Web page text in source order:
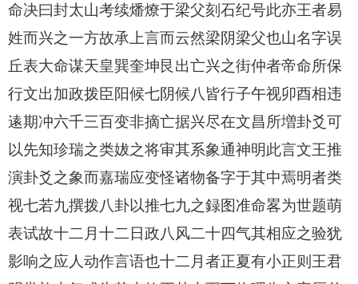
命决曰封太山考续燔燎于梁父刻石纪号此亦王者易
姓而兴之一方故承上言而云然梁阴梁父也山名字误
丘表大命谋天皇巽奎坤艮出亡兴之街仲者帝命所保
行文出加政拨臣阳候七阴候八皆行子午视卯酉相违
逺期冲六千三百变非摘亡据兴尽在文昌所増卦爻可
以先知珍瑞之类妭之将审其系象通神明此言文王推
演卦爻之象而嘉瑞应变怪诸物备字于其中焉明者类
视七若九撰拨八卦以推七九之録图准命畧为世题萌
表试故十二月十二日政八风二十四气其相应之验犹
影响之应人动作言语也十二月者正夏有小正则王君